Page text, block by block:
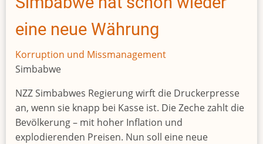
Issoufou
cerné
par
les
eine neue Währung
Korruption und Missmanagement
Simbabwe
NZZ Simbabwes Regierung wirft die Druckerpresse
an, wenn sie knapp bei Kasse ist. Die Zeche zahlt die
Bevölkerung – mit hoher Inflation und
explodierenden Preisen. Nun soll eine neue